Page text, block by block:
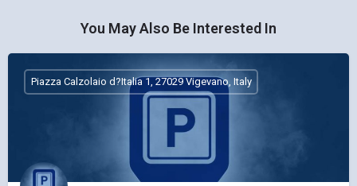
You May Also Be Interested In
Piazza Calzolaio d?Italia 1, 27029 Vigevano, Italy